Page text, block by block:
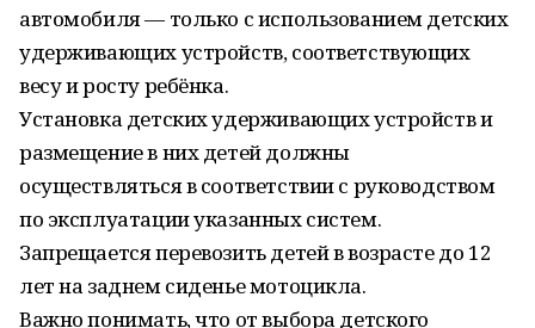
автомобиля — только с использованием детских
удерживающих устройств, соответствующих
весу и росту ребёнка.
Установка детских удерживающих устройств и
размещение в них детей должны
осуществляться в соответствии с руководством
по эксплуатации указанных систем.
Запрещается перевозить детей в возрасте до 12
лет на заднем сиденье мотоцикла.
Важно понимать, что от выбора детского